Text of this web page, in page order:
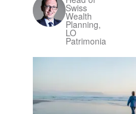
Swiss
Wealth
Planning,
LO
Patrimonia